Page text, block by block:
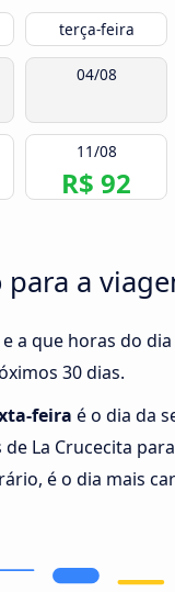
terça-feira
04/08
11/08
R$ 92
a
a que horas do
30 dias.
feira é o dia da
La Crucecita
é o dia mais